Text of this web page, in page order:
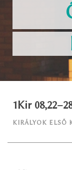
1Kir
KIRÁLYOK ELSŐ